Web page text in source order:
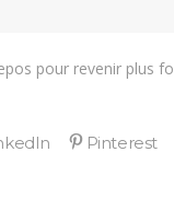
pour revenir plus